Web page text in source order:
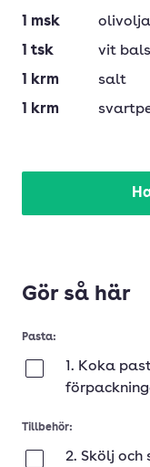
1 msk
olivolja
1 tsk
vit
1
krm
salt
1
krm
Gör så här
Pasta:
1. Koka
Tillbehör:
2. Skölj